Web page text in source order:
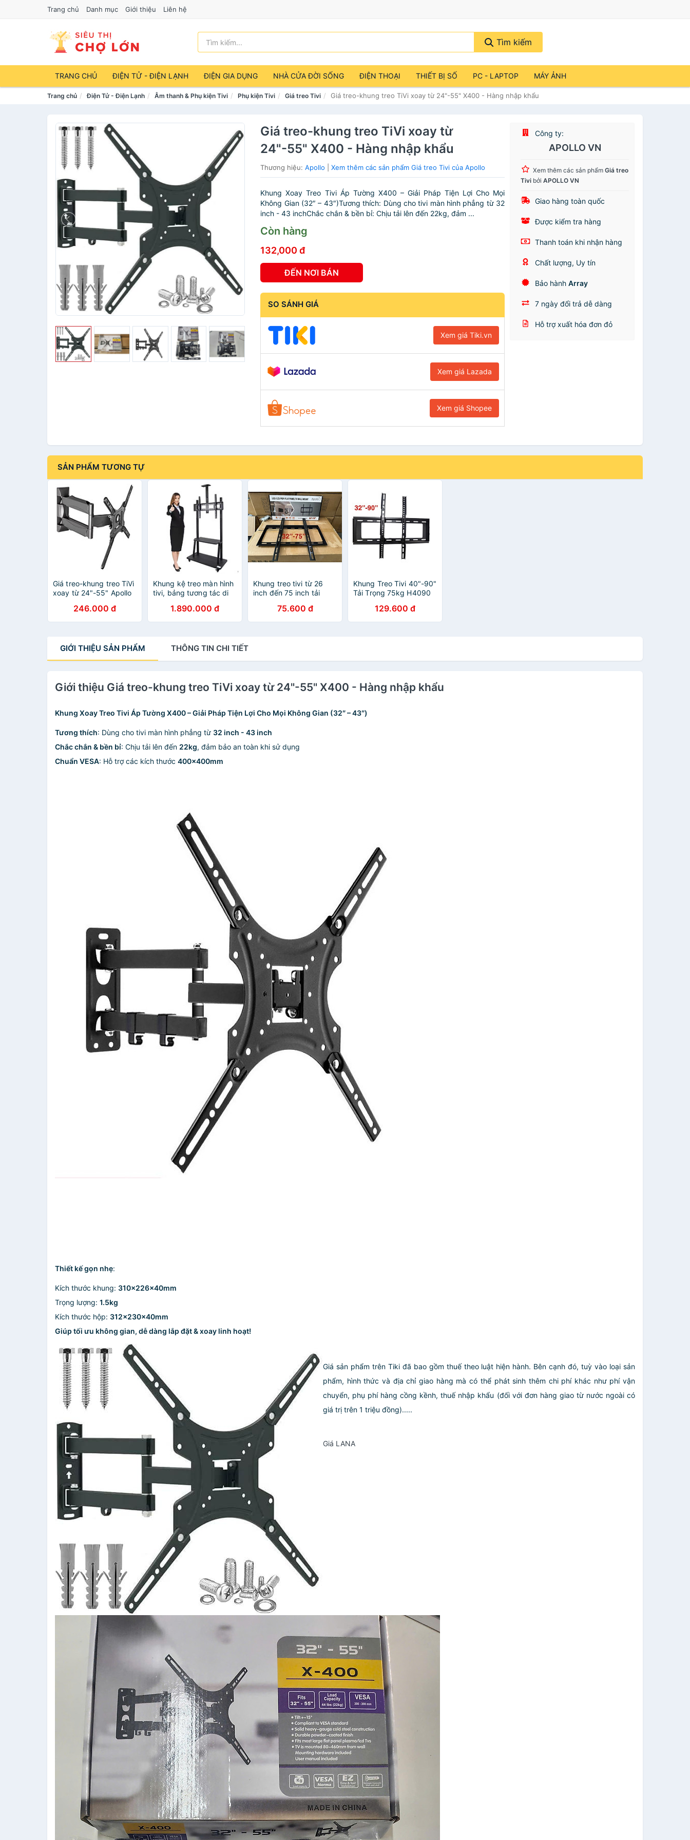
Trang chủ Danh mục Giới thiệu Liên hệ
Tìm kiếm
TRANG CHỦ ĐIỆN TỬ - ĐIỆN LẠNH ĐIỆN GIA DỤNG NHÀ CỬA ĐỜI SỐNG ĐIỆN THOẠI THIẾT BỊ SỐ PC - LAPTOP MÁY ẢNH
Trang chủ Điện Tử - Điện Lạnh Âm thanh & Phụ kiện Tivi Phụ kiện Tivi Giá treo Tivi Giá treo-khung treo TiVi xoay từ 24"-55" X400 - Hàng nhập khẩu
Giá treo-khung treo TiVi xoay từ
24"-55" X400 - Hàng nhập khẩu
Thương hiệu:Apollo |Xem thêm các sản phẩm Giá treo Tivi của Apollo
Khung Xoay Treo Tivi Áp Tường X400 – Giải Pháp Tiện Lợi Cho Mọi
Không Gian (32″ – 43″)Tương thích: Dùng cho tivi màn hình phẳng từ 32
inch - 43 inchChắc chắn & bền bỉ: Chịu tải lên đến 22kg, đảm ...
Còn hàng
132,000 đ
ĐẾN NƠI BÁN
SO SÁNH GIÁ
Xem giá Tiki.vn
Xem giá Lazada
Xem giá Shopee
Công ty:
APOLLO VN
Xem thêm các sản phẩmGiá treo
Tivi bởiAPOLLO VN
Giao hàng toàn quốc
Được kiểm tra hàng
Thanh toán khi nhận hàng
Chất lượng, Uy tín
Bảo hànhArray
7 ngày đổi trả dễ dàng
Hỗ trợ xuất hóa đơn đỏ
SẢN PHẨM TƯƠNG TỰ
Giá treo-khung treo TiVi
xoay từ 24"-55" Apollo
Hàng nhập khẩu
246.000 đ
Khung kệ treo màn hình
tivi, bảng tương tác di
thước 60 ”– 100“ tải
trọng 150kg - Hàng
1.890.000 đ
Khung treo tivi từ 26
inch đến 75 inch tải
chắc chắn, nặng 1.2kg -
Hàng nhập khẩu
75.600 đ
Khung Treo Tivi 40"-90"
Tải Trọng 75kg H4090
200x400mm Dễ Lắp
Đặt Cho Mọi Không Gian
129.600 đ
GIỚI THIỆU SẢN PHẨM THÔNG TIN CHI TIẾT
Giới thiệu Giá treo-khung treo TiVi xoay từ 24"-55" X400 - Hàng nhập khẩu
Khung Xoay Treo Tivi Áp Tường X400 – Giải Pháp Tiện Lợi Cho Mọi Không Gian (32″ – 43″)
Tương thích: Dùng cho tivi màn hình phẳng từ 32 inch - 43 inch
Chắc chắn & bền bỉ: Chịu tải lên đến 22kg, đảm bảo an toàn khi sử dụng
Chuẩn VESA: Hỗ trợ các kích thước 400x400mm
Thiết kế gọn nhẹ:
Kích thước khung: 310x226x40mm
Trọng lượng: 1.5kg
Kích thước hộp: 312x230x40mm
Giúp tối ưu không gian, dễ dàng lắp đặt & xoay linh hoạt!
Giá sản phẩm trên Tiki đã bao gồm thuế theo luật hiện hành. Bên cạnh đó, tuỳ vào loại sản
phẩm, hình thức và địa chỉ giao hàng mà có thể phát sinh thêm chi phí khác như phí vận
chuyển, phụ phí hàng cồng kềnh, thuế nhập khẩu (đối với đơn hàng giao từ nước ngoài có
giá trị trên 1 triệu đồng).....
Giá LANA